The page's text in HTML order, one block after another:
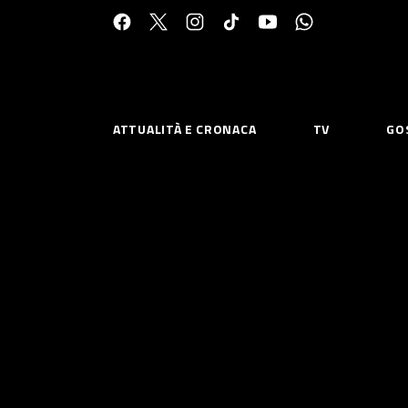
ATTUALITÀ E CRONACA TV